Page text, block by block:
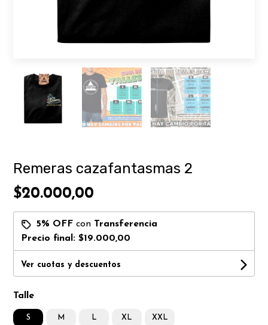
Remeras cazafantasmas 2
$20.000,00
5% OFF con Transferencia
Precio final:$19.000,00
Ver cuotas y descuentos
Talle
S M L XL XXL